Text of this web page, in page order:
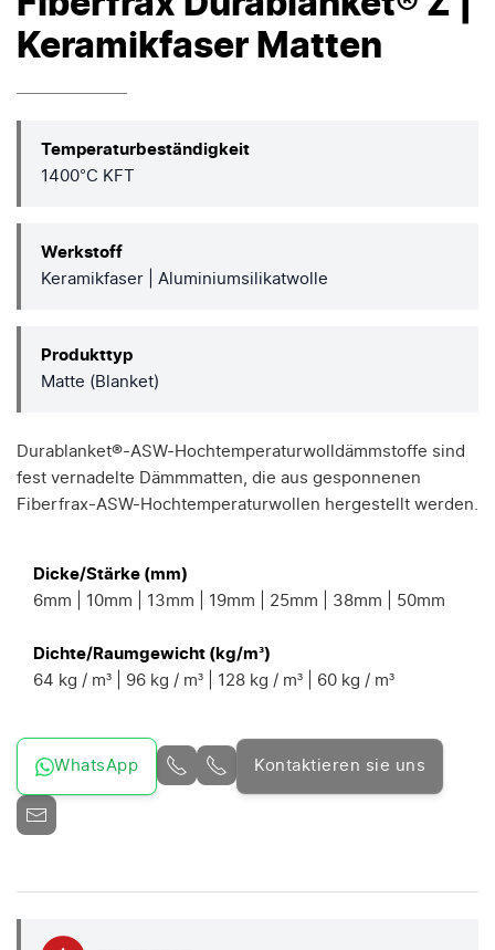
Keramikfaser Matten
Temperaturbeständigkeit
1400°C KFT
Werkstoff
Keramikfaser | Aluminiumsilikatwolle
Produkttyp
Matte (Blanket)
Durablanket®-ASW-Hochtemperaturwolldämmstoffe sind
fest vernadelte Dämmmatten, die aus gesponnenen
Fiberfrax-ASW-Hochtemperaturwollen hergestellt werden.
Dicke/Stärke (mm)
6mm | 10mm | 13mm | 19mm | 25mm | 38mm | 50mm
Dichte/Raumgewicht (kg/m³)
64 kg / m³ | 96 kg / m³ | 128 kg / m³ | 60 kg / m³
Kontaktieren sie uns
WhatsApp